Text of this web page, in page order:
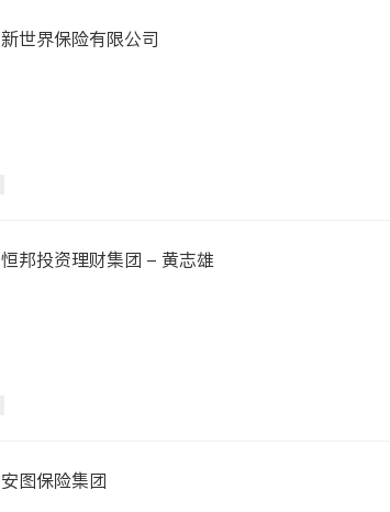
新世界保险有限公司
恒邦投资理财集团 - 黄志雄
安图保险集团